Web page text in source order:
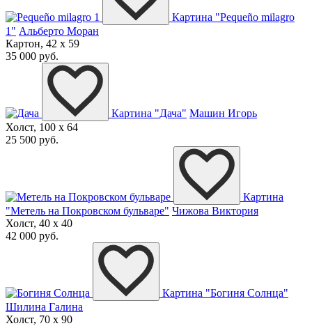
Картина "Pequeño milagro
1" Альберто Моран
Картон, 42 x 59
35 000 руб.
Картина "Дача" Машин Игорь
Холст, 100 x 64
25 500 руб.
Картина
"Метель на Покровском бульваре" Чижова Виктория
Холст, 40 x 40
42 000 руб.
Картина "Богиня Солнца"
Шилина Галина
Холст, 70 x 90